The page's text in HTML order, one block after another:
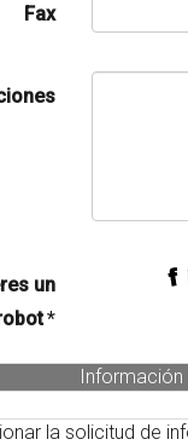
Fax
un
*
la solicitud de